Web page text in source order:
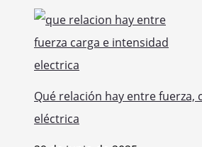
Qué relación hay entre fuerza,
eléctrica